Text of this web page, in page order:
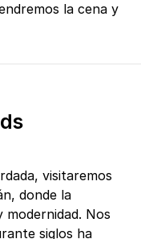
la cena y
visitaremos
donde la
Nos
siglos ha